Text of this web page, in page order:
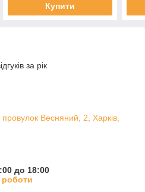
Купити
за рік
Весняний, 2, Харків,
до 18:00
роботи